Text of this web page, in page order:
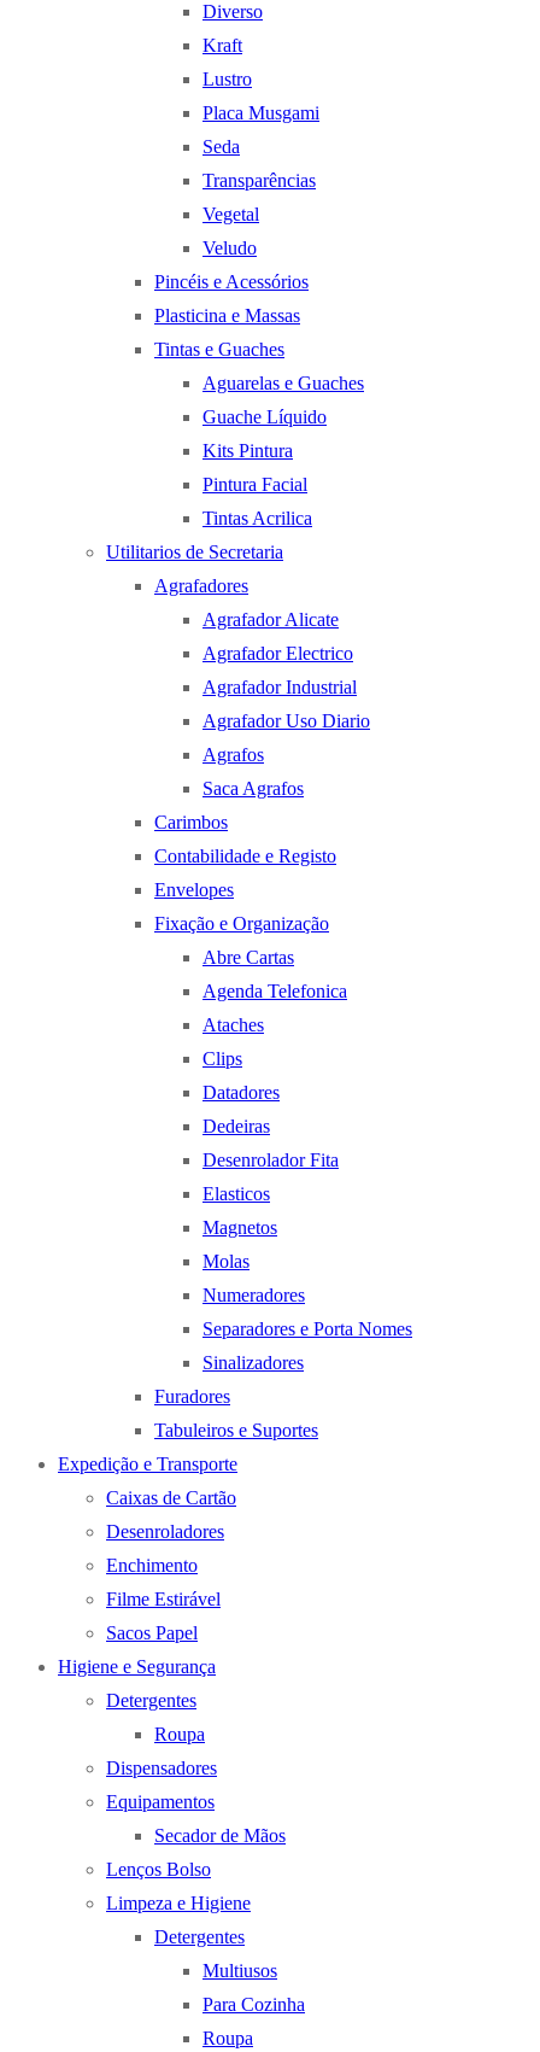
Diverso
Kraft
Lustro
Placa Musgami
Seda
Transparências
Vegetal
Veludo
Pincéis e Acessórios
Plasticina e Massas
Tintas e Guaches
Aguarelas e Guaches
Guache Líquido
Kits Pintura
Pintura Facial
Tintas Acrilica
Utilitarios de Secretaria
Agrafadores
Agrafador Alicate
Agrafador Electrico
Agrafador Industrial
Agrafador Uso Diario
Agrafos
Saca Agrafos
Carimbos
Contabilidade e Registo
Envelopes
Fixação e Organização
Abre Cartas
Agenda Telefonica
Ataches
Clips
Datadores
Dedeiras
Desenrolador Fita
Elasticos
Magnetos
Molas
Numeradores
Separadores e Porta Nomes
Sinalizadores
Furadores
Tabuleiros e Suportes
Expedição e Transporte
Caixas de Cartão
Desenroladores
Enchimento
Filme Estirável
Sacos Papel
Higiene e Segurança
Detergentes
Roupa
Dispensadores
Equipamentos
Secador de Mãos
Lenços Bolso
Limpeza e Higiene
Detergentes
Multiusos
Para Cozinha
Roupa